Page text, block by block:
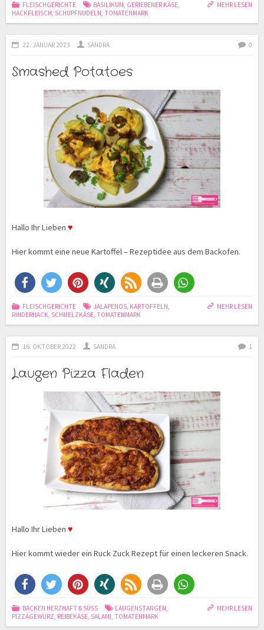
MEHR LESEN
FLEISCHGERICHTE BASILIKUM, GERIEBENER KÄSE,
HACKFLEISCH, SCHUPFNUDELN, TOMATENMARK
22. JANUAR 2023 SANDRA 0
Smashed Potatoes
Hallo Ihr Lieben ♥
Hier kommt eine neue Kartoffel – Rezeptidee aus dem Backofen.
MEHR LESEN
FLEISCHGERICHTE JALAPENOS, KARTOFFELN,
RINDERHACK, SCHMELZKÄSE, TOMATENMARK
16. OKTOBER 2022 SANDRA 1
Laugen Pizza Fladen
Hallo Ihr Lieben ♥
Hier kommt wieder ein Ruck Zuck Rezept für einen leckeren Snack.
MEHR LESEN
BACKEN HERZHAFT & SÜSS LAUGENSTANGEN,
PIZZAGEWÜRZ, REIBEKÄSE, SALAMI, TOMATENMARK